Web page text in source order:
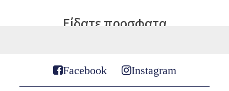
Είδατε προσφατα
Facebook Instagram